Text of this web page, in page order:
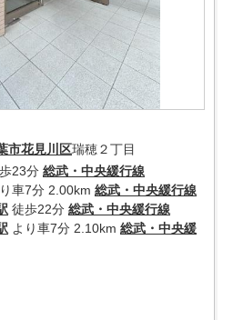
市花見川区瑞穂２丁目
23分 総武・中央緩行線
車7分 2.00km 総武・中央緩行線
徒歩22分 総武・中央緩行線
より車7分 2.10km 総武・中央緩